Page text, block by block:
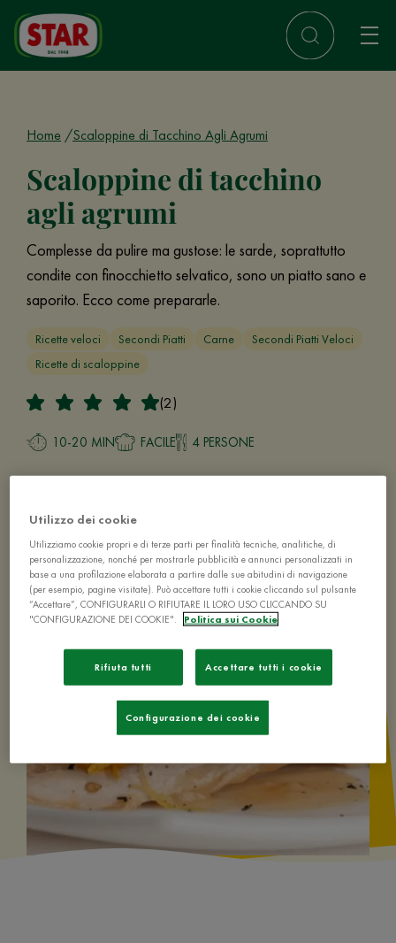
Home Scaloppine di Tacchino Agli Agrumi
Scaloppine di tacchino
agli agrumi
Complesse da pulire ma gustose: le sarde, soprattutto
condite con finocchietto selvatico, sono un piatto sano e
saporito. Ecco come prepararle.
Ricette veloci Secondi Piatti Carne
Secondi Piatti Veloci
Ricette di scaloppine
(2)
10-20 MIN FACILE 4 PERSONE
Utilizzo dei cookie
Utilizziamo cookie propri e di terze parti per finalità tecniche, analitiche, di
personalizzazione, nonché per mostrarle pubblicità e annunci personalizzati in
base a una profilazione elaborata a partire dalle sue abitudini di navigazione
(per esempio, pagine visitate). Può accettare tutti i cookie cliccando sul pulsante
“Accettare”, CONFIGURARLI O RIFIUTARE IL LORO USO CLICCANDO SU
"CONFIGURAZIONE DEI COOKIE".
Politica sui Cookie
Rifiuta tutti Accettare tutti i cookie
Configurazione dei cookie